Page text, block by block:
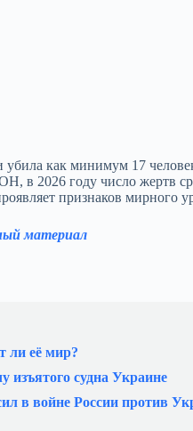
убила как минимум 17
в 2026 году число жертв
признаков мирного
материал
ли её мир?
изъятого судна Украине
в войне России против